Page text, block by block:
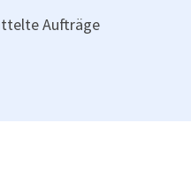
Aufträge